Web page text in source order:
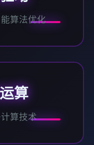
算法优化
算
算技术